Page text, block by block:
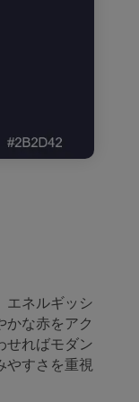
エネルギッシ
かな赤をアク
せればモダン
やすさを重視